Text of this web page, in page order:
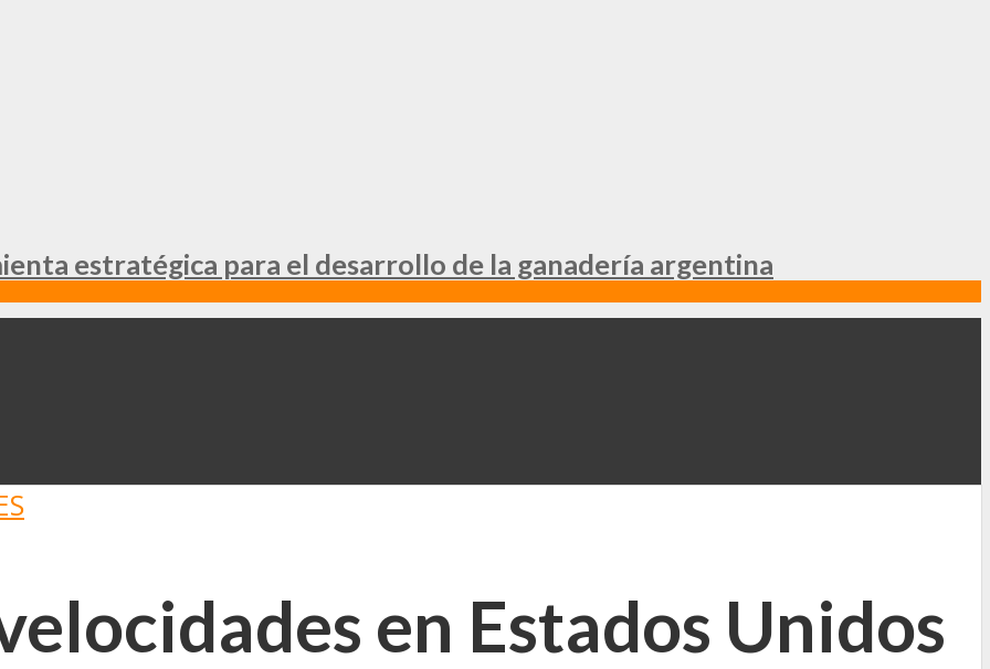
estratégica para el desarrollo de la ganadería argentina
en Estados Unidos